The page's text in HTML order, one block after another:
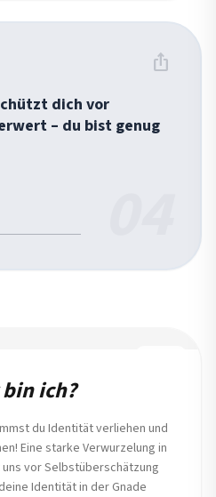
ios_share
dich vor
– du bist genug
ich?
du Identität verliehen und
Eine starke Verwurzelung in
vor Selbstüberschätzung
Identität in der Gnade